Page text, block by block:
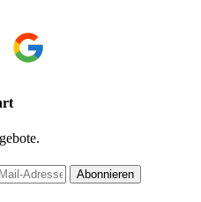
Abonnieren